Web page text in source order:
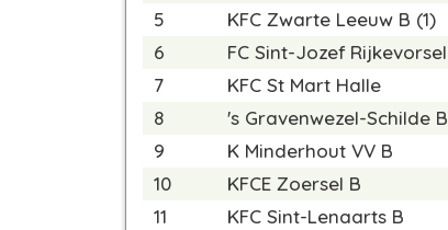
5
KFC Zwarte Leeuw B (1)
6
FC Sint-Jozef Rijkevorsel
7
KFC St Mart Halle
8
's Gravenwezel-Schilde B
9
K Minderhout VV B
10
KFCE Zoersel B
11
KFC Sint-Lenaarts B